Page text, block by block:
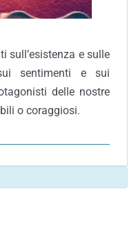
sull’esistenza e sulle
sentimenti e sui
delle nostre
o coraggiosi.